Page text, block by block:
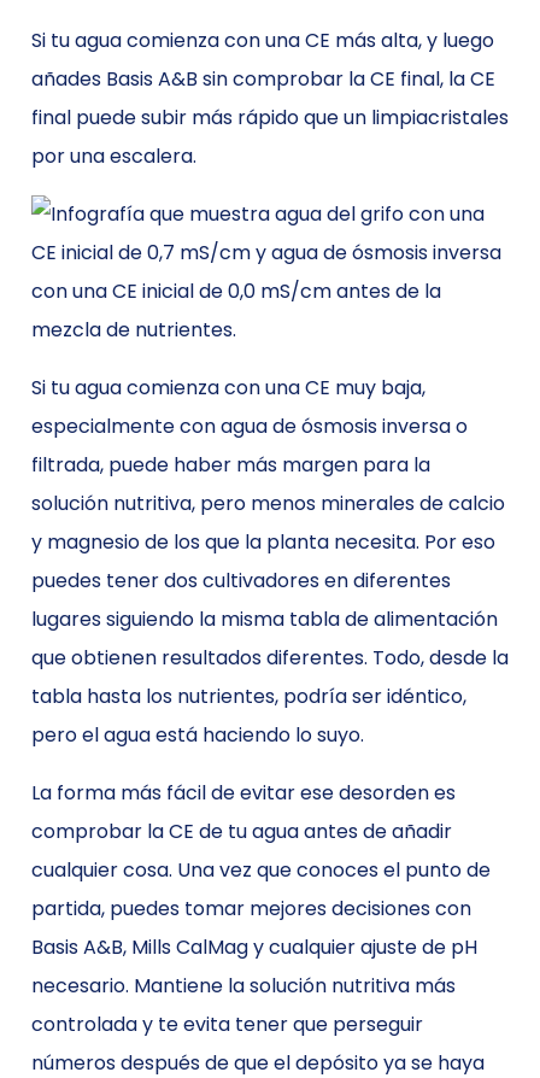
Si tu agua comienza con una CE más alta, y luego
añades Basis A&B sin comprobar la CE final, la CE
final puede subir más rápido que un limpiacristales
por una escalera.
Si tu agua comienza con una CE muy baja,
especialmente con agua de ósmosis inversa o
filtrada, puede haber más margen para la
solución nutritiva, pero menos minerales de calcio
y magnesio de los que la planta necesita. Por eso
puedes tener dos cultivadores en diferentes
lugares siguiendo la misma tabla de alimentación
que obtienen resultados diferentes. Todo, desde la
tabla hasta los nutrientes, podría ser idéntico,
pero el agua está haciendo lo suyo.
La forma más fácil de evitar ese desorden es
comprobar la CE de tu agua antes de añadir
cualquier cosa. Una vez que conoces el punto de
partida, puedes tomar mejores decisiones con
Basis A&B, Mills CalMag y cualquier ajuste de pH
necesario. Mantiene la solución nutritiva más
controlada y te evita tener que perseguir
números después de que el depósito ya se haya